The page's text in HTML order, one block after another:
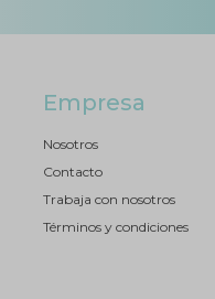
Empresa
Nosotros
Contacto
Trabaja con nosotros
Términos y condiciones